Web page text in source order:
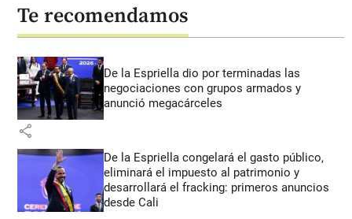
Te recomendamos
De la Espriella dio por terminadas las
negociaciones con grupos armados y
anunció megacárceles
share
De la Espriella congelará el gasto público,
eliminará el impuesto al patrimonio y
desarrollará el fracking: primeros anuncios
desde Cali